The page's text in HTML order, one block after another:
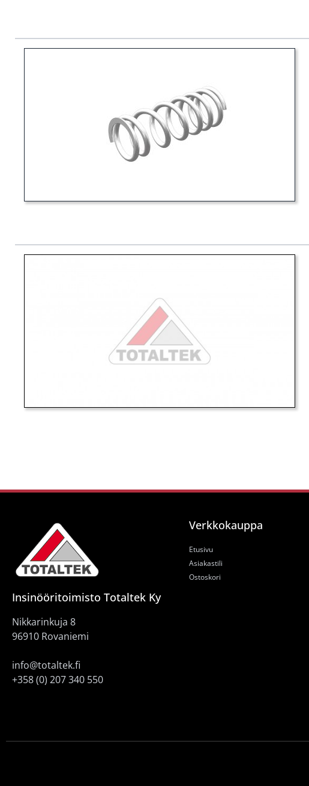
Insinööritoimisto Totaltek Ky
Nikkarinkuja 8
96910 Rovaniemi
info@totaltek.fi
+358 (0) 207 340 550
Verkkokauppa
Etusivu
Asiakastili
Ostoskori